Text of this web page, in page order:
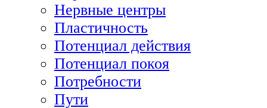
Нервные центры
Пластичность
Потенциал действия
Потенциал покоя
Потребности
Пути